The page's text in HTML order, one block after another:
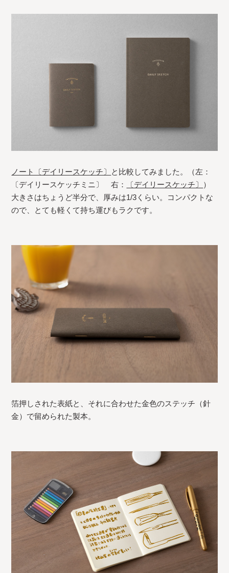
ノート〔デイリースケッチ〕 と比較してみました。（左：
〔デイリースケッチミニ〕 右：
〔デイリースケッチ〕 ）
大きさはちょうど半分で、厚みは1/3くらい。コンパクトな
ので、とても軽くて持ち運びもラクです。
箔押しされた表紙と、それに合わせた金色のステッチ（針
金）で留められた製本。